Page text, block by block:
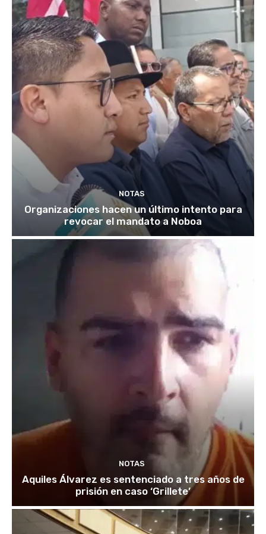
NOTAS
Organizaciones hacen un último intento para
revocar el mandato a Noboa
NOTAS
Aquiles Álvarez es sentenciado a tres años de
prisión en caso ‘Grillete’